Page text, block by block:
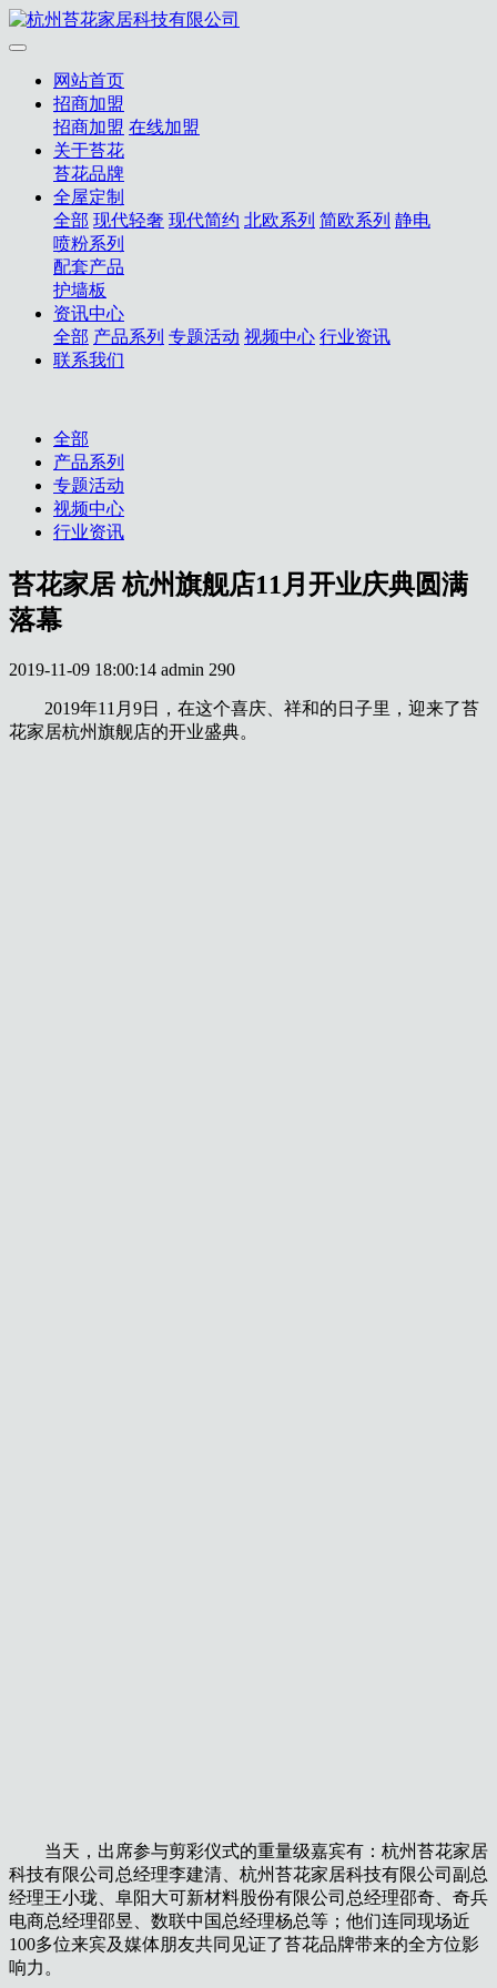
网站首页
招商加盟
招商加盟 在线加盟
关于苔花
苔花品牌
全屋定制
全部 现代轻奢 现代简约 北欧系列 简欧系列 静电
喷粉系列
配套产品
护墙板
资讯中心
全部 产品系列 专题活动 视频中心 行业资讯
联系我们
全部
产品系列
专题活动
视频中心
行业资讯
苔花家居 杭州旗舰店11月开业庆典圆满
落幕
2019-11-09 18:00:14 admin 290
2019年11月9日，在这个喜庆、祥和的日子里，迎来了苔
花家居杭州旗舰店的开业盛典。
当天，出席参与剪彩仪式的重量级嘉宾有：杭州苔花家居
科技有限公司总经理李建清、杭州苔花家居科技有限公司副总
经理王小珑、阜阳大可新材料股份有限公司总经理邵奇、奇兵
电商总经理邵昱、数联中国总经理杨总等；他们连同现场近
100多位来宾及媒体朋友共同见证了苔花品牌带来的全方位影
响力。